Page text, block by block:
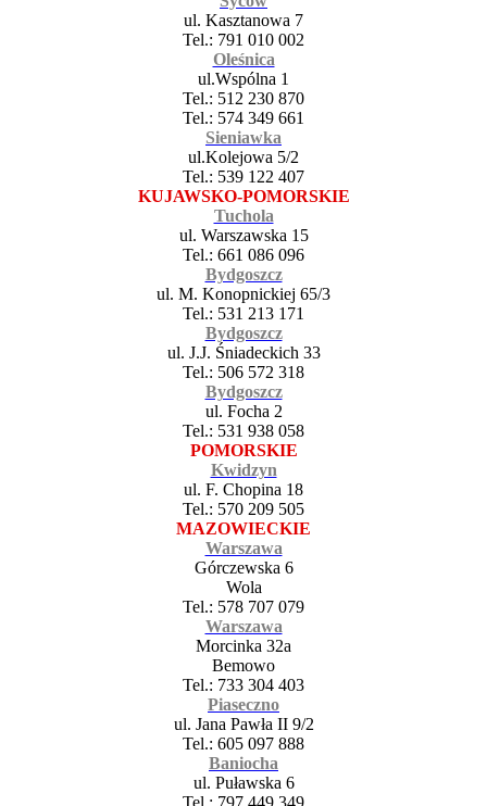
ul. Kasztanowa 7
Tel.: 791 010 002
Oleśnica
ul.Wspólna 1
Tel.: 512 230 870
Tel.: 574 349 661
Sieniawka
ul.Kolejowa 5/2
Tel.: 539 122 407
KUJAWSKO-POMORSKIE
Tuchola
ul. Warszawska 15
Tel.: 661 086 096
Bydgoszcz
ul. M. Konopnickiej 65/3
Tel.: 531 213 171
Bydgoszcz
ul. J.J. Śniadeckich 33
Tel.: 506 572 318
Bydgoszcz
ul. Focha 2
Tel.: 531 938 058
POMORSKIE
Kwidzyn
ul. F. Chopina 18
Tel.: 570 209 505
MAZOWIECKIE
Warszawa
Górczewska 6
Wola
Tel.: 578 707 079
Warszawa
Morcinka 32a
Bemowo
Tel.: 733 304 403
Piaseczno
ul. Jana Pawła II 9/2
Tel.: 605 097 888
Baniocha
ul. Puławska 6